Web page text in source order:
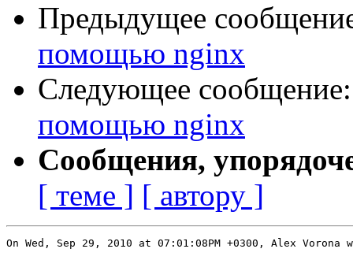
Предыдущее
помощью nginx
Следующее
помощью nginx
Сообщения,
[ теме ] [ автору ]
On Wed, Sep 29, 2010 at 07:01:08PM +0300, Alex Vorona